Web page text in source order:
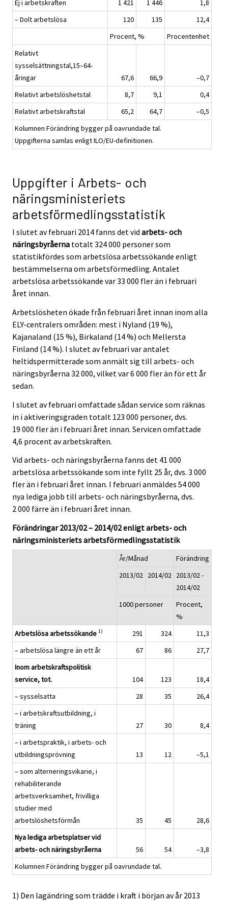
Ej i arbetskraften 1 421 1 446
1,8
– Dolt arbetslösa
120 135
12,4
Procent, %
Procentenhet
Relativt
sysselsättningstal,15–64-
åringar
67,6 66,9
–0,7
Relativt arbetslöshetstal
8,7 9,1
0,4
Relativt arbetskraftstal
65,2 64,7
–0,5
Kolumnen Förändring bygger på oavrundade tal.
Uppgifterna samlas enligt ILO/EU-definitionen.
Uppgifter i Arbets- och
näringsministeriets
arbetsförmedlingsstatistik
I slutet av februari 2014 fanns det vid arbets- och
näringsbyråerna totalt 324 000 personer som
statistikfördes som arbetslösa arbetssökande enligt
bestämmelserna om arbetsförmedling. Antalet
arbetslösa arbetssökande var 33 000 fler än i februari
året innan.
Arbetslösheten ökade från februari året innan inom alla
ELY-centralers områden: mest i Nyland (19 %),
Kajanaland (15 %), Birkaland (14 %) och Mellersta
Finland (14 %). I slutet av februari var antalet
heltidspermitterade som anmält sig till arbets- och
näringsbyråerna 32 000, vilket var 6 000 fler än för ett år
sedan.
I slutet av februari omfattade sådan service som räknas
in i aktiveringsgraden totalt 123 000 personer, dvs.
19 000 fler än i februari året innan. Servicen omfattade
4,6 procent av arbetskraften.
Vid arbets- och näringsbyråerna fanns det 41 000
arbetslösa arbetssökande som inte fyllt 25 år, dvs. 3 000
fler än i februari året innan. I februari anmäldes 54 000
nya lediga jobb till arbets- och näringsbyråerna, dvs.
2 000 färre än i februari året innan.
Förändringar 2013/02 – 2014/02 enligt arbets- och
näringsministeriets arbetsförmedlingsstatistik
År/Månad
Förändring
2013/02 2014/02 2013/02 -
2014/02
1000 personer
Procent,
%
Arbetslösa arbetssökande 1) 291 324
11,3
– arbetslösa längre än ett år
67 86
27,7
Inom arbetskraftspolitisk
service, tot.
104 123
18,4
– sysselsatta
28 35
26,4
– i arbetskraftsutbildning, i
träning
27 30
8,4
– i arbetspraktik, i arbets- och
utbildningsprövning
13 12
–5,1
– som alterneringsvikarie, i
rehabiliterande
arbetsverksamhet, frivilliga
studier med
arbetslöshetsförmån
35 45
28,6
Nya lediga arbetsplatser vid
arbets- och näringsbyråerna
56 54
–3,8
Kolumnen Förändring bygger på oavrundade tal.
1) Den lagändring som trädde i kraft i början av år 2013